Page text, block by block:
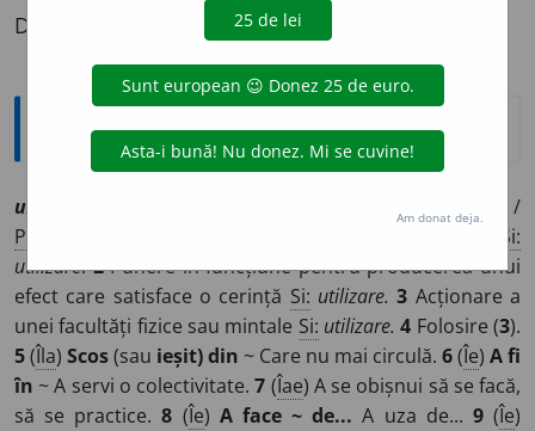
Definiția cu ID-ul 1217642:
Explicative DEX
uz
/
Pl
Si:
utilizare.2Punere în funcțiune pentru producerea unui
efect care satisface o cerință Si: utilizare. 3 Acționare a
unei facultăți fizice sau mintale Si: utilizare. 4 Folosire (3).
5(Îla) Scos(sau ieșit) din ~ Care nu mai circulă. 6(Îe) A fi
în ~ A servi o colectivitate.7 (Îae) A se obișnui să se facă,
să se practice.8 (Îe) A face ~ de... A uza de... 9(Îe)
Am donat deja.